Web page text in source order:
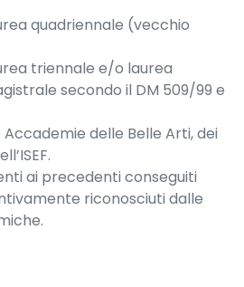
quadriennale (vecchio
triennale e/o laurea
secondo il DM 509/99 e
delle Belle Arti, dei
ai precedenti conseguiti
riconosciuti dalle